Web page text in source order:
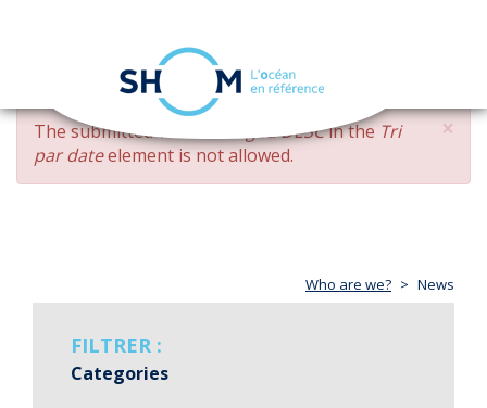
Skip
main
content
navigation
×
ERROR
MESSAGE
The submitted value changed DESCin the Tri
par dateelement is not allowed.
Who are we? News
FILTRER :
Categories